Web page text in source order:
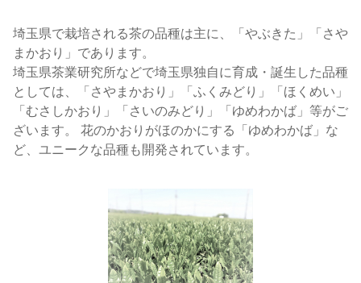
埼玉県で栽培される茶の品種は主に、「やぶきた」「さや
まかおり」であります。
埼玉県茶業研究所などで埼玉県独自に育成・誕生した品種
としては、「さやまかおり」「ふくみどり」「ほくめい」
「むさしかおり」「さいのみどり」「ゆめわかば」等がご
ざいます。 花のかおりがほのかにする「ゆめわかば」な
ど、ユニークな品種も開発されています。